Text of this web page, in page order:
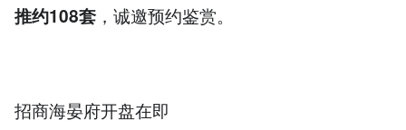
推约108套 ，诚邀预约鉴赏。
招商海晏府开盘在即